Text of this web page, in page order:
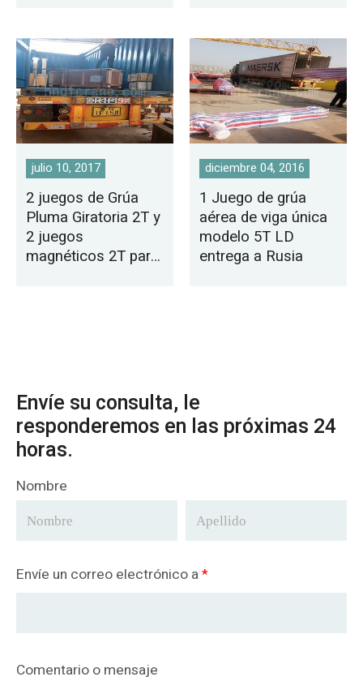
julio 10, 2017
2 juegos de Grúa
Pluma Giratoria 2T y
2 juegos
magnéticos 2T para
diciembre 04, 2016
1 Juego de grúa
aérea de viga única
modelo 5T LD
entrega a Rusia
Envíe su consulta, le
responderemos en las próximas 24
horas.
Nombre
Envíe un correo electrónico a*
Comentario o mensaje